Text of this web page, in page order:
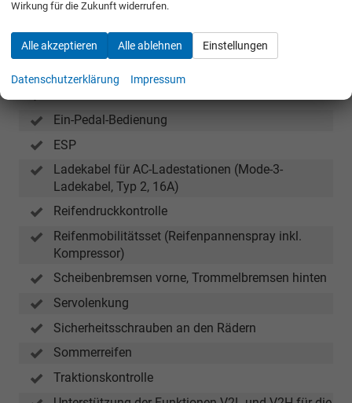
Räder & Technik
20"-Leichtmetallfelgen Okapi Schwarz-
Anthrazit,Bereifung 235/50 R20 vorn, 265/45
Ein-Pedal-Bedienung
ESP
Ladekabel für AC-Ladestationen (Mode-3-
Ladekabel, Typ 2, 16A)
Reifendruckkontrolle
Reifenmobilitätsset (Reifenpannenspray inkl.
Kompressor)
Scheibenbremsen vorne, Trommelbremsen hinten
Servolenkung
Sicherheitsschrauben an den Rädern
Sommerreifen
Traktionskontrolle
Wirkung für die Zukunft widerrufen.
Alle akzeptieren Alle ablehnen Einstellungen
Datenschutzerklärung Impressum